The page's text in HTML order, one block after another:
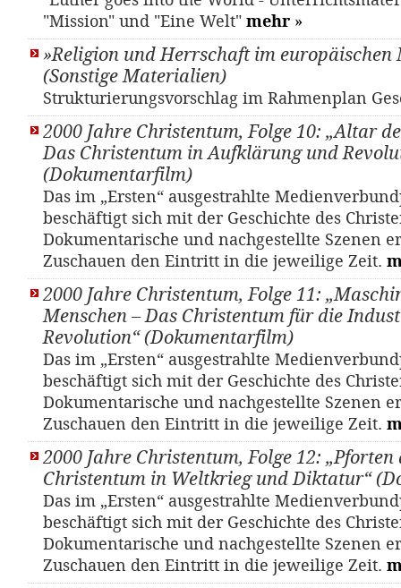
"Mission" und "Eine Welt" mehr »
»Religion und Herrschaft im
(Sonstige Materialien)
Strukturierungsvorschlag im Rahmenplan
2000 Jahre Christentum, Folge 10: „Altar
Das Christentum in Aufklärung und
(Dokumentarfilm)
Das im „Ersten“ ausgestrahlte
beschäftigt sich mit der Geschichte des
Dokumentarische und nachgestellte Szenen
Zuschauen den Eintritt in die jeweilige Zeit.
2000 Jahre Christentum, Folge 11:
Menschen – Das Christentum für die
Revolution“ (Dokumentarfilm)
Das im „Ersten“ ausgestrahlte
beschäftigt sich mit der Geschichte des
Dokumentarische und nachgestellte Szenen
Zuschauen den Eintritt in die jeweilige Zeit.
2000 Jahre Christentum, Folge 12:
Christentum in Weltkrieg und Diktatur“
Das im „Ersten“ ausgestrahlte
beschäftigt sich mit der Geschichte des
Dokumentarische und nachgestellte Szenen
Zuschauen den Eintritt in die jeweilige Zeit.